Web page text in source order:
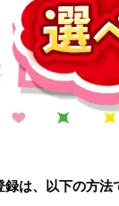
は、以下の方法